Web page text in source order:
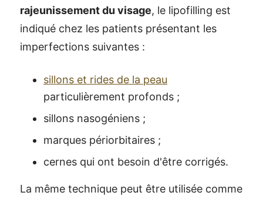
rajeunissement du visage, le lipofilling est
indiqué chez les patients présentant les
imperfections suivantes :
sillons et rides de la peau
particulièrement profonds ;
sillons nasogéniens ;
marques périorbitaires ;
cernes qui ont besoin d'être corrigés.
La même technique peut être utilisée comme